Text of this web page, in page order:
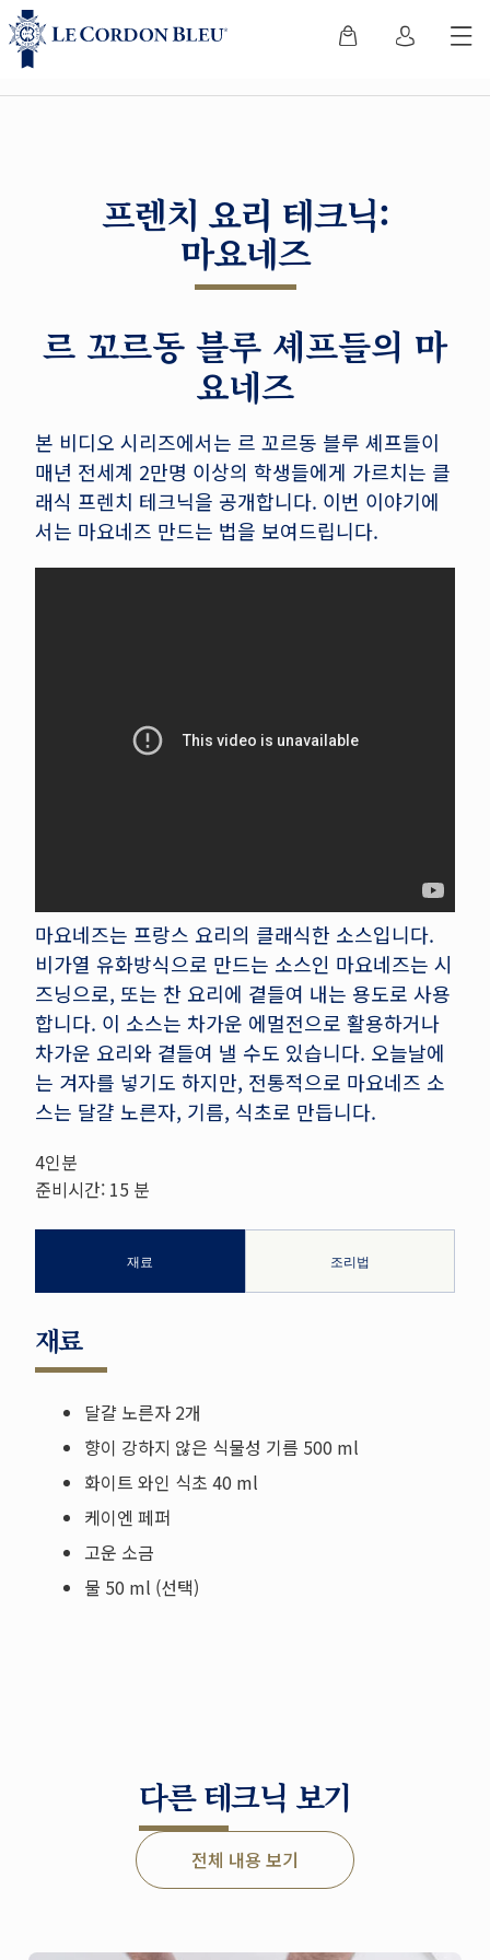
프렌치 요리 테크닉:
마요네즈
르 꼬르동 블루 셰프들의 마
요네즈
본 비디오 시리즈에서는 르 꼬르동 블루 셰프들이
매년 전세계 2만명 이상의 학생들에게 가르치는 클
래식 프렌치 테크닉을 공개합니다. 이번 이야기에
서는 마요네즈 만드는 법을 보여드립니다.
마요네즈는 프랑스 요리의 클래식한 소스입니다.
비가열 유화방식으로 만드는 소스인 마요네즈는 시
즈닝으로, 또는 찬 요리에 곁들여 내는 용도로 사용
합니다. 이 소스는 차가운 에멀전으로 활용하거나
차가운 요리와 곁들여 낼 수도 있습니다. 오늘날에
는 겨자를 넣기도 하지만, 전통적으로 마요네즈 소
스는 달걀 노른자, 기름, 식초로 만듭니다.
4인분
준비시간: 15 분
재료 조리법
재료
달걀 노른자 2개
향이 강하지 않은 식물성 기름 500 ml
화이트 와인 식초 40 ml
케이엔 페퍼
고운 소금
물 50 ml (선택)
다른 테크닉 보기
전체 내용 보기